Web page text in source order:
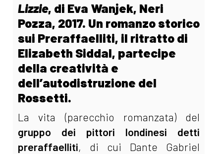
Lizzie, di Eva Wanjek, Neri
Pozza, 2017. Un romanzo storico
sui Preraffaelliti, il ritratto di
Elizabeth Siddal, partecipe
della creatività e
dell’autodistruzione del
Rossetti.
La vita (parecchio romanzata) del
gruppo dei pittori londinesi detti
preraffaelliti, di cui Dante Gabriel